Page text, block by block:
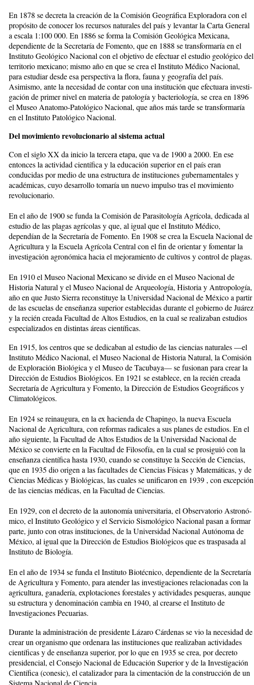
En 1878 se decreta la creación de la Comisión Geográfica Exploradora con el
propósito de co­nocer los recursos na­turales del país y levantar la Carta General
a escala 1:100 000. En 1886 se forma la Comisión Geológica Mexicana,
dependiente de la Secretaría de Fomento, que en 1888 se transformaría en el
Instituto Geológico Na­cional con el objetivo de efectuar el estudio geológico del
territorio mexicano; mismo año en que se crea el Institu­to Médico Nacional,
para estudiar desde esa perspectiva la flo­ra, fauna y geografía del país.
Asimismo, ante la nece­si­dad de contar con una institución que efectuara inves­ti­
ga­ción de primer nivel en materia de patología y bacterio­lo­gía, se crea en 1896
el Museo Anatomo-Patológico Nacional, que años más tarde se transformaría
en el Instituto Pato­ló­gico Nacional.
Del movimiento revolucionario al sistema actual
Con el siglo XX da inicio la tercera etapa, que va de 1900 a 2000. En ese
entonces la actividad científica y la educación superior en el país eran
conducidas por medio de una es­tructura de instituciones gubernamentales y
académicas, cuyo desarrollo tomaría un nuevo impulso tras el movimiento
revolucionario.
En el año de 1900 se funda la Comisión de Parasitología Agrícola, dedicada al
estudio de las plagas agrícolas y que, al igual que el Instituto Médico,
dependían de la Se­cre­taría de Fomento. En 1908 se crea la Escuela Nacional de
Agricultura y la Escuela Agrícola Central con el fin de orien­tar y fomentar la
investigación agronómica hacia el mejoramiento de cultivos y control de plagas.
En 1910 el Museo Nacional Mexicano se divide en el Mu­seo Nacional de
Historia Natural y el Museo Nacional de Arqueología, Historia y Antropología,
año en que Justo Sierra reconstituye la Universidad Nacional de México a par­tir
de las escuelas de enseñanza superior establecidas du­rante el gobierno de Juárez
y la recién creada Facultad de Altos Estudios, en la cual se realizaban estudios
especia­lizados en distintas áreas científicas.
En 1915, los centros que se dedi­ca­ban al estudio de las ciencias naturales —el
Instituto Mé­dico Nacional, el Mu­seo Nacional de Historia Na­tural, la Comisión
de Ex­ploración Biológica y el Museo de Tacubaya— se fusionan para crear la
Dirección de Es­tudios Biológicos. En 1921 se establece, en la recién crea­da
Secretaría de Agricultura y Fomento, la Dirección de Es­tudios Geográficos y
Climatológicos.
En 1924 se reinaugura, en la ex hacienda de Chapingo, la nueva Escuela
Nacional de Agricultura, con reformas radicales a sus planes de estudios. En el
año siguiente, la Facultad de Altos Estudios de la Universidad Nacional de
México se convierte en la Facultad de Filosofía, en la cual se prosiguió con la
enseñanza científica hasta 1930, cuan­do se constituye la Sección de Ciencias,
que en 1935 dio ori­gen a las facultades de Ciencias Físicas y Matemáticas, y de
Ciencias Médicas y Biológicas, las cuales se uni­fi­caron en 1939 , con excepción
de las ciencias mé­di­cas, en la Facultad de Ciencias.
En 1929, con el decreto de la autonomía universitaria, el Observatorio Astronó­
mi­co, el Instituto Geológico y el Servicio Sismológico Nacional pasan a formar
parte, junto con otras instituciones, de la Universidad Nacional Autónoma de
México, al igual que la Dirección de Estudios Biológicos que es traspasada al
Instituto de Biología.
En el año de 1934 se funda el Ins­tituto Biotécnico, dependiente de la Se­cretaría
de Agricultura y Fomento, para aten­der las investigaciones relacionadas con la
agricultura, ganadería, explotaciones fo­restales y actividades pesqueras, aunque
su es­truc­tura y denominación cambia en 1940, al crearse el Instituto de
Investigaciones Pecuarias.
Durante la administración de presidente Lázaro Cárde­nas se vio la necesidad de
crear un organismo que ordena­ra las instituciones que realizaban actividades
científicas y de enseñanza superior, por lo que en 1935 se crea, por de­creto
presidencial, el Consejo Nacional de Educación Su­pe­rior y de la Investigación
Científica (conesic), el catali­zador para la cimentación de la construcción de un
Sis­tema Nacional de Ciencia.